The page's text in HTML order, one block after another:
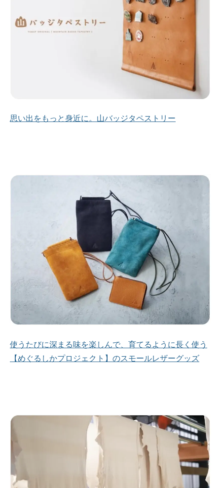
思い出をもっと身近に。山バッジタペストリー
使うたびに深まる味を楽しんで、育てるように長く使う
【めぐるしかプロジェクト】のスモールレザーグッズ